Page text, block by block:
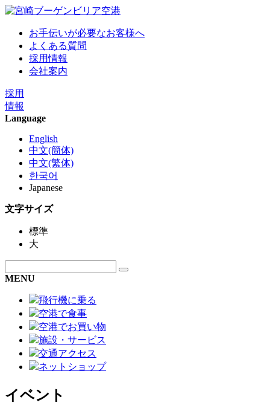
お手伝いが必要なお客様へ
よくある質問
採用情報
会社案内
採用
情報
Language
English
中文(簡体)
中文(繁体)
한국어
Japanese
文字サイズ
標準
大
MENU
飛行機に乗る
空港で食事
空港でお買い物
施設・サービス
交通アクセス
ネットショップ
イベント